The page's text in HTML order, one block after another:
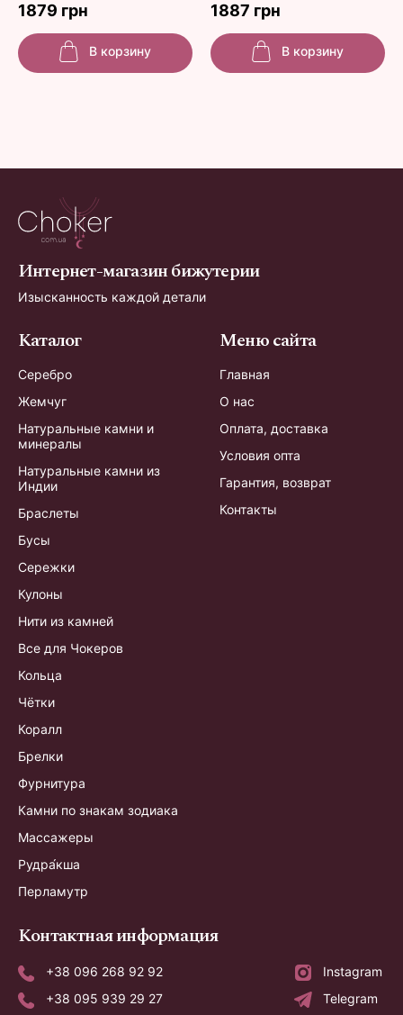
1879 грн 1887 грн
В корзину В корзину
Интернет-магазин бижутерии
Изысканность каждой детали
Каталог
Серебро
Жемчуг
Натуральные камни и
минералы
Натуральные камни из
Индии
Браслеты
Бусы
Сережки
Кулоны
Нити из камней
Все для Чокеров
Кольца
Чётки
Коралл
Брелки
Фурнитура
Камни по знакам зодиака
Массажеры
Рудра́кша
Перламутр
Меню сайта
Главная
О нас
Оплата, доставка
Условия опта
Гарантия, возврат
Контакты
Контактная информация
+38 096 268 92 92
Instagram
+38 095 939 29 27
Telegram